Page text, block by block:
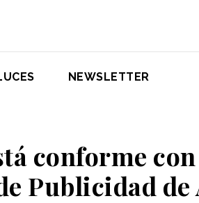
NEWSLETTER
conforme
Publicidad de